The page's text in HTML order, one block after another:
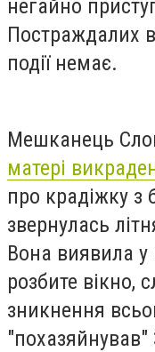
негайно
Постраждалих
події немає.
Мешканець
матері
про крадіжку з
звернулась
Вона виявила
розбите вікно,
зникнення
"похазяйнував"